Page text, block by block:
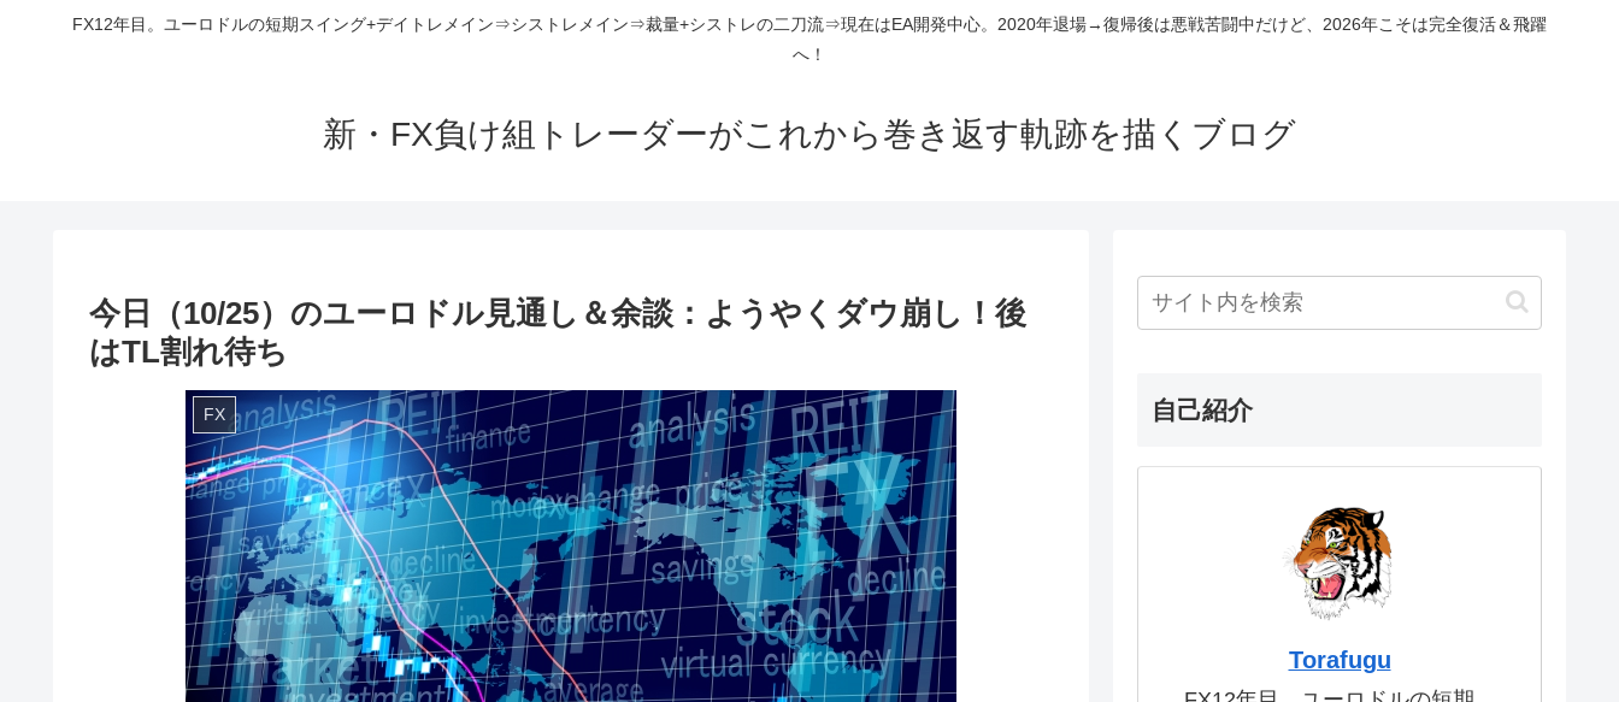
FX12年目。ユーロドルの短期スイング+デイトレメイン⇒シストレメイン⇒裁量+シストレの二刀流⇒現在はEA開発中心。2020年退場→復帰後は悪戦苦闘中だけど、2026年こそは完全復活＆飛躍
へ！
新・FX負け組トレーダーがこれから巻き返す軌跡を描くブログ
今日（10/25）のユーロドル見通し＆余談：ようやくダウ崩し！後
はTL割れ待ち
FX 自己紹介
Torafugu